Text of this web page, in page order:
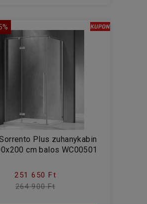
Plus zuhanykabin
cm balos WC00501
251 650 Ft
264 900 Ft